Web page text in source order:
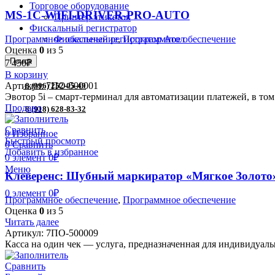
Торговое оборудование
Принтер этикеток
Фискальный регистратор
Фискальный регистратор Атол
Поиск
8 (996) 252-05-49
8 (918) 628-83-32
0Избранное
0 Сравнить
0элемент 0₽
Меню
0 элемент 0₽
MS-1C-WIFI-DRIVER-PRO-AUTO
Программное обеспечение,Программное обеспечение
Оценка 0 из 5
7'450₽
В корзину
Артикул:7ПО-500001
Эвотор 5i – смарт-терминал для автоматизации платежей, в
Продано
Сравнить
Быстрый просмотр
Добавить в избранное
Клеверенс: Шубный маркиратор «Мягкое
Программное обеспечение, Программное обеспечение
Оценка 0 из 5
Читать далее
Артикул: 7ПО-500009
Касса на один чек — услуга, предназначенная для
Сравнить